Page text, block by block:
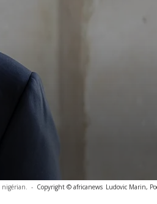
nigérian. - Copyright © africanews Ludovic Marin,